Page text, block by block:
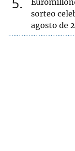
sorteo
agosto de